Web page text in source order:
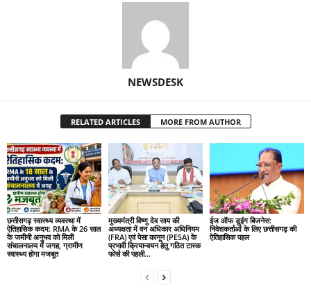
NEWSDESK
RELATED ARTICLES MORE FROM AUTHOR
छत्तीसगढ़ स्वास्थ्य व्यवस्था में
ऐतिहासिक कदम: RMA के 26 साल
के जमीनी अनुभव को मिली
संचालनालय में जगह, ग्रामीण
स्वास्थ्य होगा मजबूत
मुख्यमंत्री विष्णु देव साय की
अध्यक्षता में वन अधिकार अधिनियम
(FRA) एवं पेसा कानून (PESA) के
प्रभावी क्रियान्वयन हेतु गठित टास्क
फोर्स की पहली...
ईज ऑफ डूइंग बिजनेस:
निवेशकर्ताओं के लिए छत्तीसगढ़ की
ऐतिहासिक पहल